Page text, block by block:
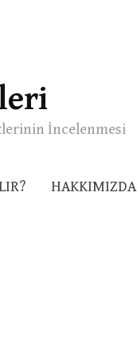
İncelenmesi
HAKKIMIZDA